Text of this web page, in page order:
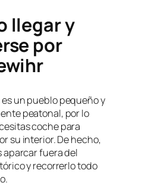
llegar y
por
un pueblo pequeño y
peatonal, por lo
coche para
su interior. De hecho,
aparcar fuera del
y recorrerlo todo